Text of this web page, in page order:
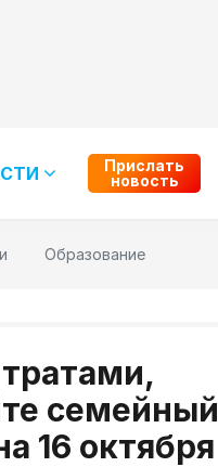
Прислать
новость
Образование
семейный
16 октября